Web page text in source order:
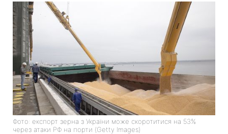
Фото: експорт зерна з України може скоротитися на 53%
через атаки РФ на порти (Getty Images)